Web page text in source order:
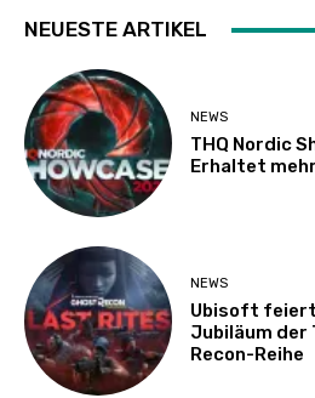
NEUESTE ARTIKEL
NEWS
THQ Nordic
Erhaltet
NEWS
Ubisoft
Jubiläum der
Recon-Reihe